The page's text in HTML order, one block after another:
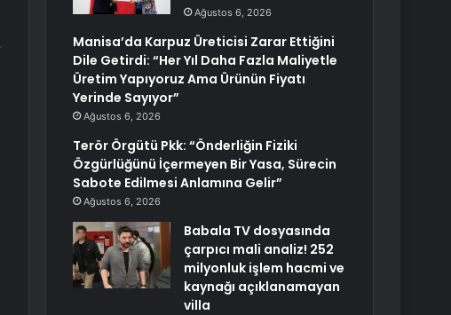
Ağustos 6, 2026
Manisa’da Karpuz Üreticisi Zarar Ettiğini
Dile Getirdi: “Her Yıl Daha Fazla Maliyetle
Üretim Yapıyoruz Ama Ürünün Fiyatı
Yerinde Sayıyor”
Ağustos 6, 2026
Terör Örgütü Pkk: “Önderliğin Fiziki
Özgürlüğünü İçermeyen Bir Yasa, Sürecin
Sabote Edilmesi Anlamına Gelir”
Ağustos 6, 2026
Babala TV dosyasında
çarpıcı mali analiz! 252
milyonluk işlem hacmi ve
kaynağı açıklanamayan
villa